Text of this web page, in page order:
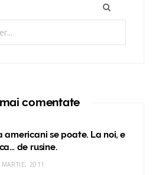
comentate
americani se poate. La noi, e
de rusine.
2011